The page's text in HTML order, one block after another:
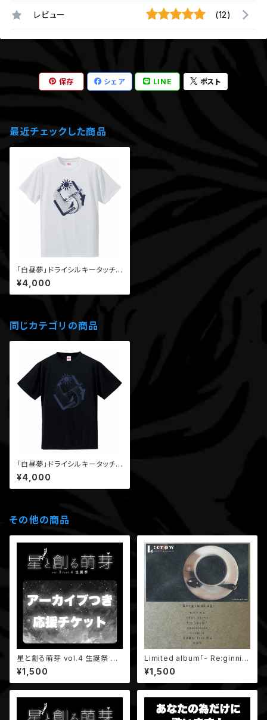
レビュー (12)
保存 シェア LINE ポスト
最近チェックした商品
「白昼夢」ドライシルキータッチT
シャツ（白）/受注生産分
¥4,000
同じカテゴリの商品
「白昼夢」ドライシルキータッチT
シャツ（黒）/受注生産分
¥4,000
その他の商品
星と創る萌芽 vol.4 生誕祭 8
月27日「アーカイブ付き応援チ
ケット」
¥1,500
Limited album「- Re:ginnin
g-」
¥1,500